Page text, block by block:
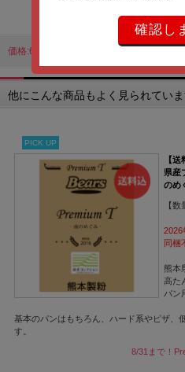
価格:6,484円(税込)
他にこんな商品もよく見られてい
PICK UP
【
県産
のめ
【
2026
同梱
熊本
高た
パン
基本のパンはもちろん、ハード系やピザ、
す。
8/31まで！
確認し